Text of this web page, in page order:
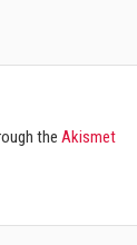
the Akismet